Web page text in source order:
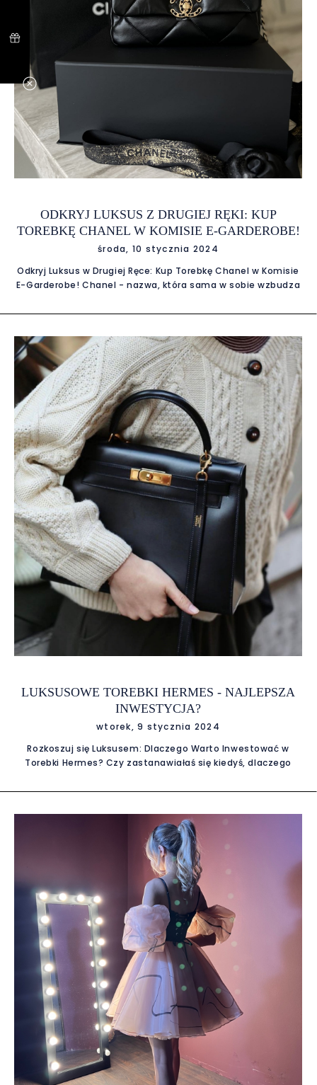
bolesnego dla portfela szoku. Portfolio Ekskluzywnych Marek
ODKRYJ LUKSUS Z DRUGIEJ RĘKI: KUP
TOREBKĘ CHANEL W KOMISIE E-GARDEROBE!
środa, 10 stycznia 2024
Odkryj Luksus w Drugiej Ręce: Kup Torebkę Chanel w Komisie
E-Garderobe! Chanel - nazwa, która sama w sobie wzbudza
stylem. Dla wielu z nas, posiadanie torebki tej renomowanej
marzenie staje się teraz bardziej dostępne niż kiedykolwiek
wcześniej. Oryginalność gwarantowana W komisie E-
Garderobe możesz być pewien, że każda torebka Chanel
jest oryginalna. Dbanie o autentyczność produktów to
priorytet, dlatego wszystkie przedmioty są starannie
weryfikowane pod kątem autentyczności przez
doświadczony zespół ekspertów. Kupując u nas, masz
pewność, że inwestujesz w prawdziwe arcydzieło światowej
mody. Luksus w zasięgu ręki, a portfelowi też W E-Garderobe
wierzymy, że luksus nie musi iść w parze z astronomią
cenową. Dlatego oferujemy oryginalne torebki Chanel w
atrakcyjnych cenach. To doskonała oka
LUKSUSOWE TOREBKI HERMES - NAJLEPSZA
INWESTYCJA?
wtorek, 9 stycznia 2024
Rozkoszuj się Luksusem: Dlaczego Warto Inwestować w
Torebki Hermes? Czy zastanawiałaś się kiedyś, dlaczego
luksusu to nie tylko funkcjonalne akcesoria, ale także
Warto zastanowić się, dlaczego inwestowanie w torebki
Hermes to nie tylko wybór modowy, ale także inwestycja w
trwałą wartość. Wartość torebek Hermes w ciągu ostatnich
10 lat wzrosła aż o 108%! To zdecydowanie dobry wybór na
inwestycję długoterminową, bez żadnego ryzyka strat.
Rzemiosło i Elegancja Torebki Hermes to kwintesencja
doskonałego rzemiosła i elegancji. Każda z nich jest dziełem
sztuki, stworzoną przez doświadczonych rzemieślników,
którzy pielęgnują tradycję marki od ponad 180 lat. Od
perfekcyjnie ręcznie zszywanych detali po starannie
wyselekcjonowane skóry, każdy element torebki Hermes
emanuje luksusem. Inwestycja w Unik